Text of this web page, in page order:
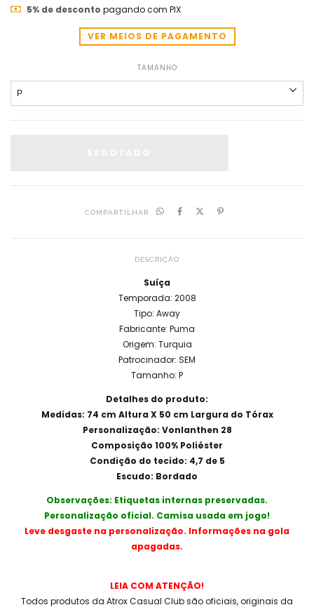
5% de desconto pagando com PIX
VER MEIOS DE PAGAMENTO
TAMANHO
COMPARTILHAR
DESCRIÇÃO
Suíça
Temporada: 2008
Tipo: Away
Fabricante: Puma
Origem: Turquia
Patrocinador: SEM
Tamanho: P
Detalhes do produto:
Medidas: 74 cm Altura X 50 cm Largura do Tórax
Personalização: Vonlanthen 28
Composição 100% Poliéster
Condição do tecido: 4,7 de 5
Escudo: Bordado
Observações: Etiquetas internas preservadas.
Personalização oficial. Camisa usada em jogo!
Leve desgaste na personalização. Informações na gola
apagadas.
LEIA COM ATENÇÃO!
Todos produtos da Atrox Casual Club são oficiais, originais da